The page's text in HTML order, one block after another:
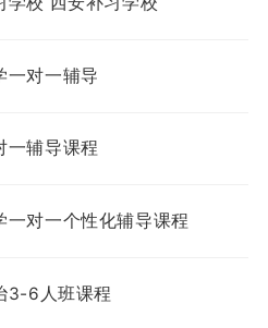
一对一辅导
一辅导课程
一对一个性化辅导课程
3-6人班课程